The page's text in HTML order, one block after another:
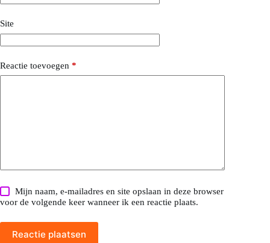
Site
Reactie toevoegen *
Mijn naam, e-mailadres en site opslaan in deze browser
voor de volgende keer wanneer ik een reactie plaats.
Reactie plaatsen